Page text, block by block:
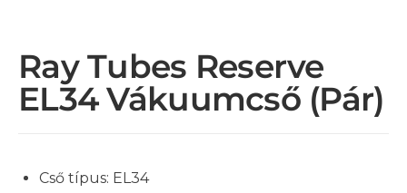
Ray Tubes Reserve
EL34 Vákuumcső (pár)
Cső típus: EL34